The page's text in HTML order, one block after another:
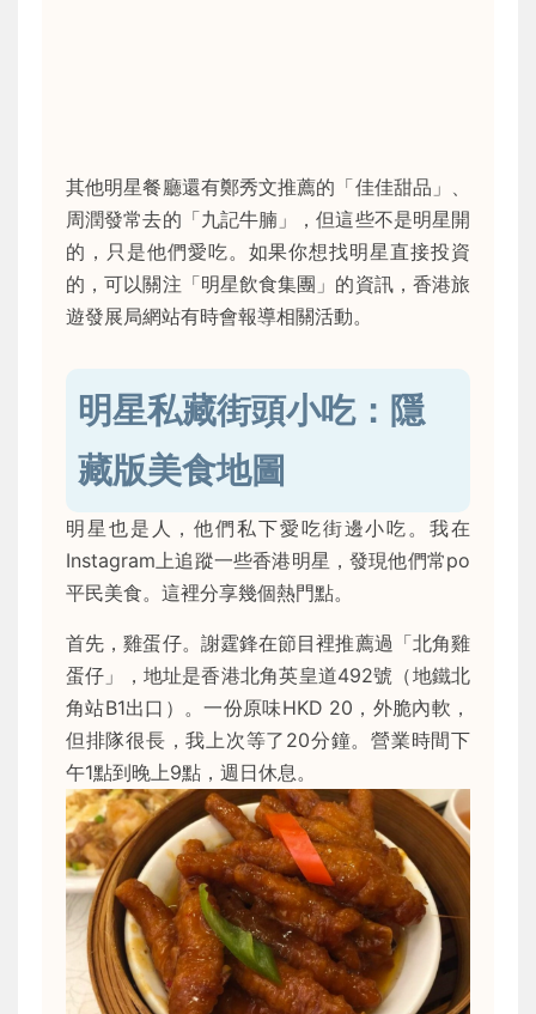
其他明星餐廳還有鄭秀文推薦的「佳佳甜品」、
周潤發常去的「九記牛腩」，但這些不是明星開
的，只是他們愛吃。如果你想找明星直接投資
的，可以關注「明星飲食集團」的資訊，香港旅
遊發展局網站有時會報導相關活動。
明星私藏街頭小吃：隱
藏版美食地圖
明星也是人，他們私下愛吃街邊小吃。我在
Instagram上追蹤一些香港明星，發現他們常po
平民美食。這裡分享幾個熱門點。
首先，雞蛋仔。謝霆鋒在節目裡推薦過「北角雞
蛋仔」，地址是香港北角英皇道492號（地鐵北
角站B1出口）。一份原味HKD 20，外脆內軟，
但排隊很長，我上次等了20分鐘。營業時間下
午1點到晚上9點，週日休息。